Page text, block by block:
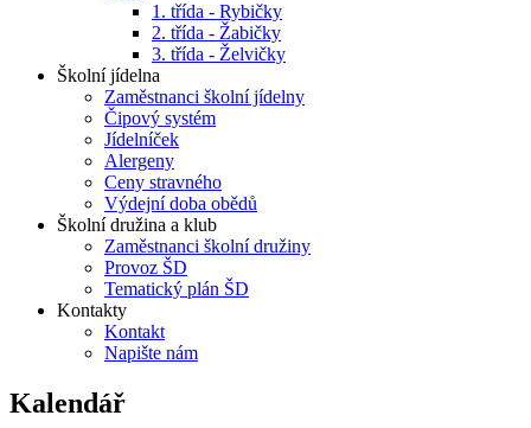
1. třída - Rybičky
2. třída - Žabičky
3. třída - Želvičky
Školní jídelna
Zaměstnanci školní jídelny
Čipový systém
Jídelníček
Alergeny
Ceny stravného
Výdejní doba obědů
Školní družina a klub
Zaměstnanci školní družiny
Provoz ŠD
Tematický plán ŠD
Kontakty
Kontakt
Napište nám
Kalendář